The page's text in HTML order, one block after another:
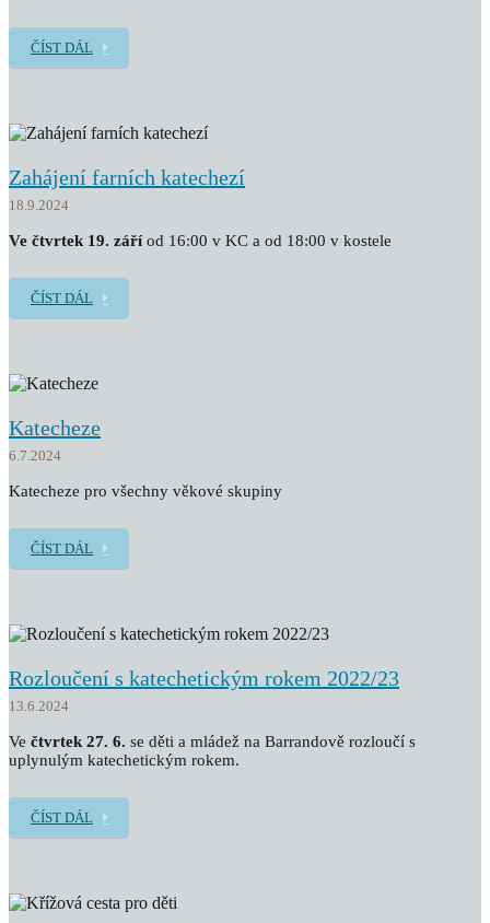
ČÍST DÁL
Zahájení farních katechezí
18.9.2024
Ve čtvrtek 19. záříod 16:00 v KC a od 18:00 v kostele
ČÍST DÁL
Katecheze
6.7.2024
Katecheze pro všechny věkové skupiny
ČÍST DÁL
Rozloučení s katechetickým rokem 2022/23
13.6.2024
Ve čtvrtek 27. 6. se děti a mládež na Barrandově rozloučí s
uplynulým katechetickým rokem.
ČÍST DÁL